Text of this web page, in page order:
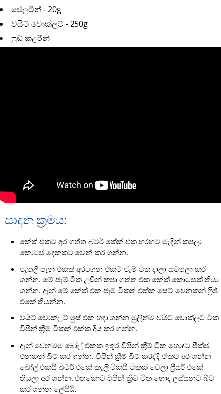
ජෙලටින් - 20g
වයිට් චොක්ලට් - 250g
ෆුඩ් කලරින්
සාදන ක්‍රමය:
කේක් එකට අර ගත්ත බටර් කේක් එක හරහට මැදින් කපලා
කොටස් දෙකකට වෙන් කර ගන්න.
පැතලි පෑන් එකක් අරගෙන ඒකට ජෑම් ටික දාලා සමතලා කර
ගන්න. මේ ජෑම් ටික උඩින් කපා ගත්ත එක කේක් කොටසක් තියා
ගන්න. දැන් මේ කේක් එක ජෑම් ටිකත් එක්ක සෙට් වෙනකන් ෆ්‍රිජ්
එකේ තියන්න.
වයිට් චොක්ලට් මුස් එක හදා ගන්න මුලින්ම වයිට් චොක්ලට් ටික
විපින් ක්‍රීම් ටිකක් එක්ක දිය කර ගන්න.
දැන් වෙනමම බෝල් එකක ඉතුර විපින් ක්‍රීම් ටික හොඳට පීක්ස්
එනකන් බීට් කර ගන්න. විපින් ක්‍රීම් බීට් කරද්දී ඒකට අර ගන්න
බෝල් එකයි බීටර් එකේ කෑලි ටිකයි ටිකක් වෙලා ෆ්‍රීසර් එකේ
තියලා අර ගන්න. එතකොට විපින් ක්‍රීම් ටික හොඳ ලස්සනට බීට්
කර ගන්න ලේසියි.